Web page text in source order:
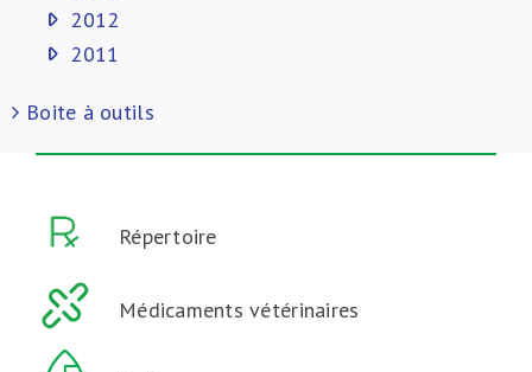
2012
2011
Boite à outils
Répertoire
Médicaments vétérinaires